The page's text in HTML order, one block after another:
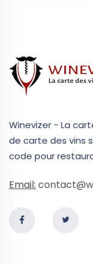
Winevizer - La
de carte des vins
code pour
Email: